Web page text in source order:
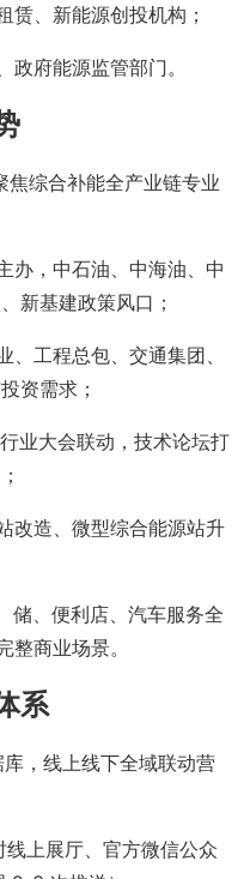
赁、新能源创投机构；
府能源监管部门。
焦综合补能全产业链专业
办，中石油、中海油、中
新基建政策风口；
、工程总包、交通集团、
资需求；
业大会联动，技术论坛打
改造、微型综合能源站升
储、便利店、汽车服务全
整商业场景。
系
，线上线下全域联动营
线上展厅、官方微信公众